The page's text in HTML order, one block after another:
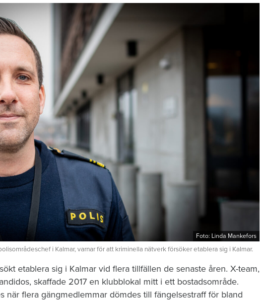
Foto: Linda Mankefors
i Kalmar, varnar för att kriminella nätverk försöker etablera sig i Kalmar.
etablera sig i Kalmar vid flera tillfällen de senaste åren. X-team,
skaffade 2017 en klubblokal mitt i ett bostadsområde.
när flera gängmedlemmar dömdes till fängelsestraff för bland